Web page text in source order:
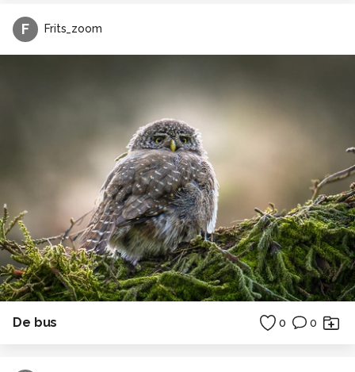
F Frits_zoom
De bus 0 0